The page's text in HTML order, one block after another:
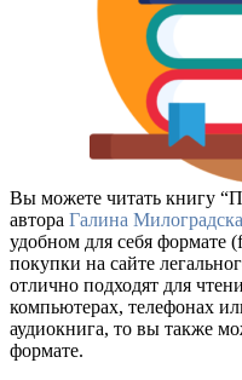
Вы можете читать книгу
автора Галина
удобном для себя формате
покупки на сайте
отлично подходят для
компьютерах, телефонах
аудиокнига, то вы также
формате.